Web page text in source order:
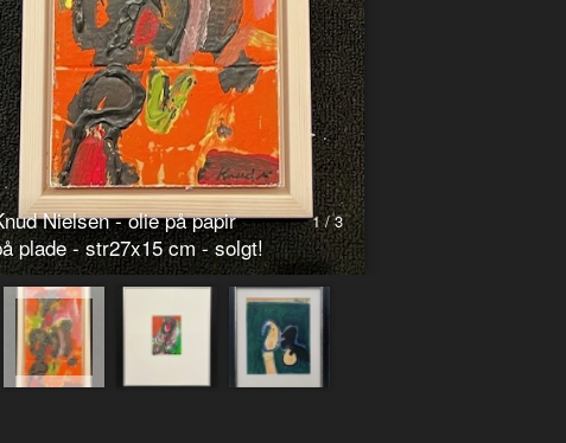
1 / 3
Nielsen - olie på papir
plade - str27x15 cm - solgt!